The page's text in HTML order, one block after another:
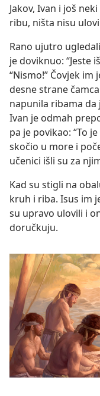
Jakov, Ivan i još
ribu, ništa nisu
Rano ujutro
je doviknuo: “Jeste
“Nismo!” Čovjek im
desne strane
napunila ribama da
Ivan je odmah
pa je povikao: “To
skočio u more i
učenici išli su za
Kad su stigli na
kruh i riba. Isus im
su upravo ulovili i
doručkuju.